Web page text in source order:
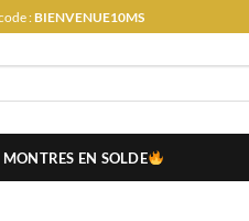
:BIENVENUE10MS
MONTRES EN SOLDE